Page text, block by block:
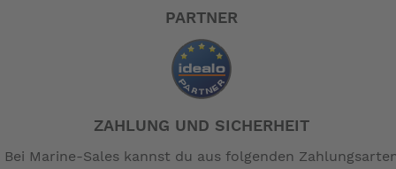
Die 30 Lux hellen Scheinwerfer sowie der System-
Gepäckträger machen das E-Bike vollends tauglich fürs
Pendeln. Als Sahnehäubchen integriert sich das
erhöhte Sichtbarkeit im Straßenverkehr.
PARTNER
ZAHLUNG UND SICHERHEIT
Bei Marine-Sales kannst du aus folgenden